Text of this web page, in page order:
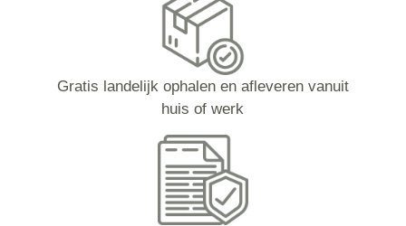
Gratis landelijk ophalen en afleveren vanuit
huis of werk